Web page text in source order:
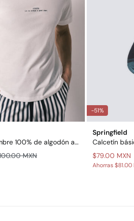
Pijama corta de hombre 100% de algodón a rayas
MXN
-51%
Springfield
Calcetín
$79.00 MXN
Ahorras$81.00